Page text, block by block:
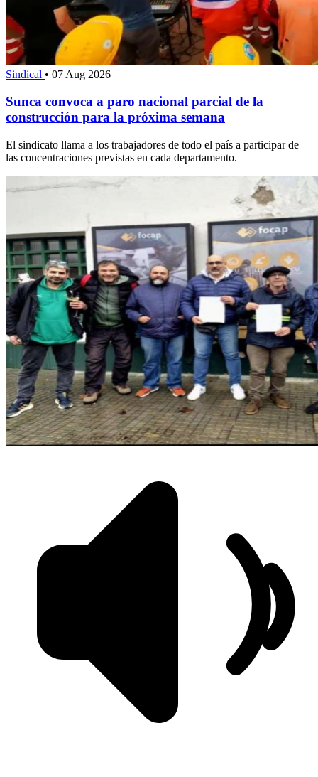
Sindical • 07 Aug 2026
Sunca convoca a paro nacional parcial de la
construcción para la próxima semana
El sindicato llama a los trabajadores de todo el país a participar de
las concentraciones previstas en cada departamento.